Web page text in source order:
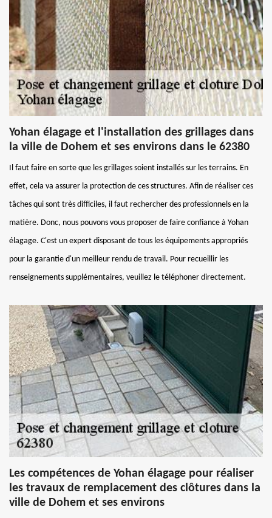
Yohan élagage et l'installation des grillages dans
la ville de Dohem et ses environs dans le 62380
Il faut faire en sorte que les grillages soient installés sur les terrains. En
effet, cela va assurer la protection de ces structures. Afin de réaliser ces
tâches qui sont très difficiles, il faut rechercher des professionnels en la
matière. Donc, nous pouvons vous proposer de faire confiance à Yohan
élagage. C'est un expert disposant de tous les équipements appropriés
pour la garantie d'un meilleur rendu de travail. Pour recueillir les
renseignements supplémentaires, veuillez le téléphoner directement.
Les compétences de Yohan élagage pour réaliser
les travaux de remplacement des clôtures dans la
ville de Dohem et ses environs